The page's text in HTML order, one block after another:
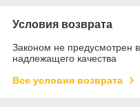
Условия возврата
Законом не предусмотрен
надлежащего качества
Все условия возврата